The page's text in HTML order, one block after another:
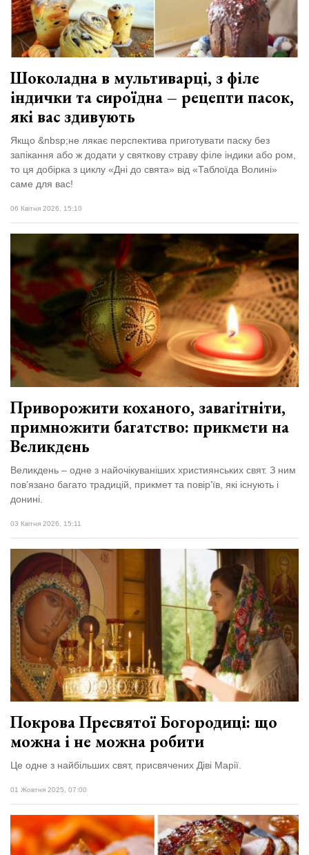
залишив у
Луцьку
три...
27 Липня 2026
738 переглядів
Персона
Лайф
Афіша
ZONE 18+
Політика конфіденційності
Шоколадна в мультиварці, з філе
індички та сироїдна – рецепти пасок,
які вас здивують
Якщо &nbsp;не лякає перспектива приготувати паску без
запікання або ж додати у святкову страву філе індики або ром,
то ця добірка з циклу «Дні до свята» від «Таблоїда Волині»
саме для вас!
06 Квітня 2026, 15:10
Приворожити коханого, завагітніти,
примножити багатство: прикмети на
Великдень
Великдень – одне з найочікуваніших християнських свят. З ним
пов’язано багато традицій, прикмет та повір’їв, які існують і
донині.
03 Квітня 2026, 15:11
Покрова Пресвятої Богородиці: що
можна і не можна робити
Це одне з найбільших свят, присвячених Діві Марії.
01 Жовтня 2025, 07:00